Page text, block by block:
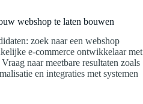
webshop te laten bouwen
zoek naar een webshop
e-commerce ontwikkelaar met
naar meetbare resultaten zoals
en integraties met systemen